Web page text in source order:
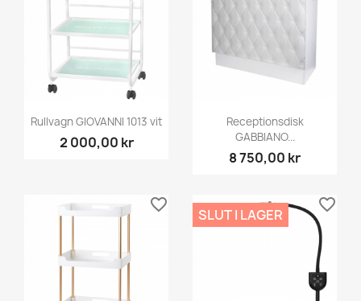
Rullvagn GIOVANNI 1013 vit
2 000,00 kr
Receptionsdisk
GABBIANO...
8 750,00 kr
favorite_border
SLUT I LAGER
favorite_border